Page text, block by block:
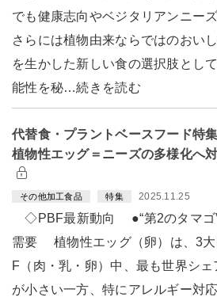
でも健康志向やベジタリアンニーズ
さらには植物由来ならではのおい
を生かした新しい食の選択肢とし
能性を秘…続きを読む
代替食・プラントベースフード特集
植物性エッグ＝ニーズの多様化へ
その他加工食品 特集 2025.11.25
◇PBF最新動向 ●“第2のタマゴ
需要 植物性エッグ（卵）は、3
F（肉・乳・卵）中、最も世界シェ
が小さい一方、特にアレルギー対